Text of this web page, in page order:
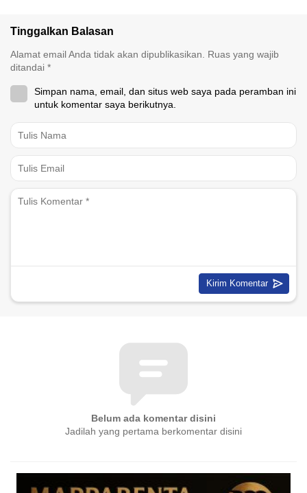
Tinggalkan Balasan
Alamat email Anda tidak akan dipublikasikan.
Ruas yang wajib
ditandai *
Simpan nama, email, dan situs web saya pada peramban ini
untuk komentar saya berikutnya.
Belum ada komentar disini
Jadilah yang pertama berkomentar disini